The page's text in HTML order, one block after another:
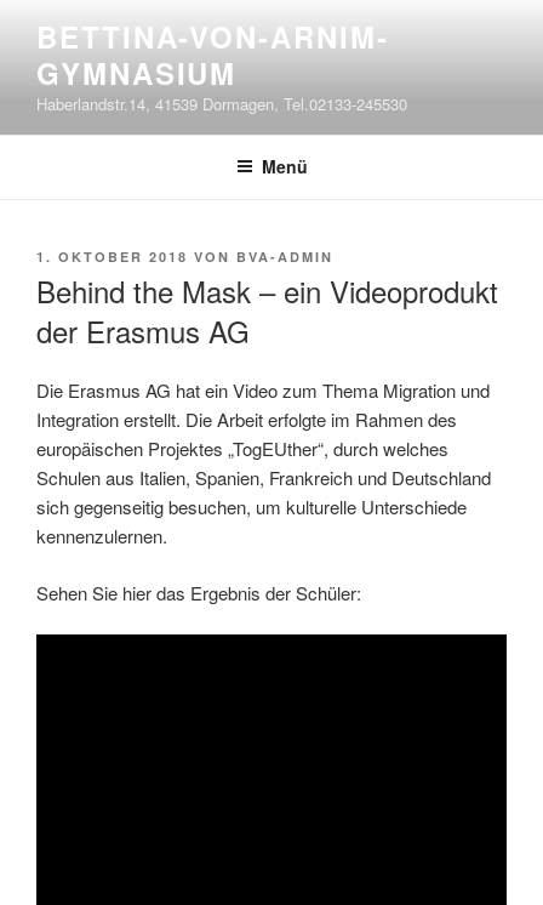
springen
BETTINA-VON-ARNIM-
GYMNASIUM
Haberlandstr.14, 41539 Dormagen, Tel.02133-245530
Menü
VERÖFFENTLICHT
1. OKTOBER 2018 VON BVA-ADMIN
Behind the Mask – ein Videoprodukt
der Erasmus AG
Die Erasmus AG hat ein Video zum Thema Migration und
Integration erstellt. Die Arbeit erfolgte im Rahmen des
europäischen Projektes „TogEUther“, durch welches
Schulen aus Italien, Spanien, Frankreich und Deutschland
sich gegenseitig besuchen, um kulturelle Unterschiede
kennenzulernen.
Sehen Sie hier das Ergebnis der Schüler: